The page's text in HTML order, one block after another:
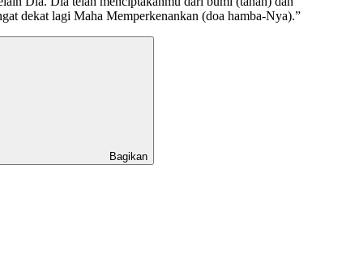
dekat lagi Maha Memperkenankan (doa hamba-Nya).”
Bagikan